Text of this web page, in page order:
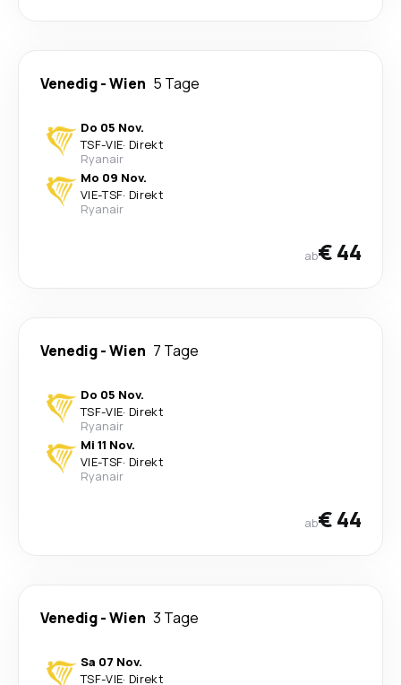
Venedig-Wien 5 Tage
Do 05 Nov.
TSF-VIE· Direkt
Ryanair
Mo 09 Nov.
VIE-TSF· Direkt
Ryanair
ab€ 44
Venedig-Wien 7 Tage
Do 05 Nov.
TSF-VIE· Direkt
Ryanair
Mi 11 Nov.
VIE-TSF· Direkt
Ryanair
ab€ 44
Venedig-Wien 3 Tage
Sa 07 Nov.
TSF-VIE· Direkt